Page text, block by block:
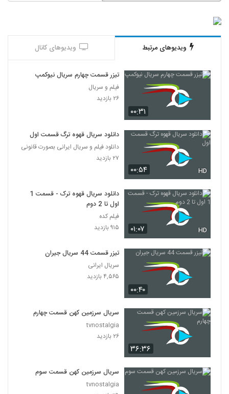
ویدیوهای مرتبط ویدیوهای کانال
۰۰:۳۱
تیزر قسمت چهارم سریال نیوکمپ
فیلم و سریال
۲۶ بازدید
۰۰:۵۴ HD
دانلود سریال قهوه ترگ قسمت اول
دانلود فیلم و سریال ایرانی بصورت قانونی
۲۷ بازدید
۰۱:۰۷ HD
دانلود سریال قهوه ترک - قسمت 1
اول تا 2 دوم
فیلم کده
۹۱۵ بازدید
۰۰:۴۰
تیزر قسمت 44 سریال جیران
سریال ایرانی
۴,۵۶۵ بازدید
۳۶:۳۶
سریال سرزمین کهن قسمت چهارم
tvnostalgia
۲۶ بازدید
سریال سرزمین کهن قسمت سوم
tvnostalgia